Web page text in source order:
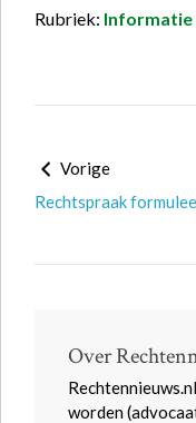
Rubriek: Informatie
Vorige
Rechtspraak
Over
worden